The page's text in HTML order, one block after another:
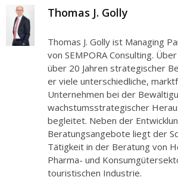
Thomas J. Golly
Thomas J. Golly ist Managing
von SEMPORA Consulting.
über 20 Jahren strategischer
er viele unterschiedliche,
Unternehmen bei der
wachstumsstrategischer
begleitet. Neben der
Beratungsangebote liegt der
Tätigkeit in der Beratung von
Pharma- und
touristischen Industrie.